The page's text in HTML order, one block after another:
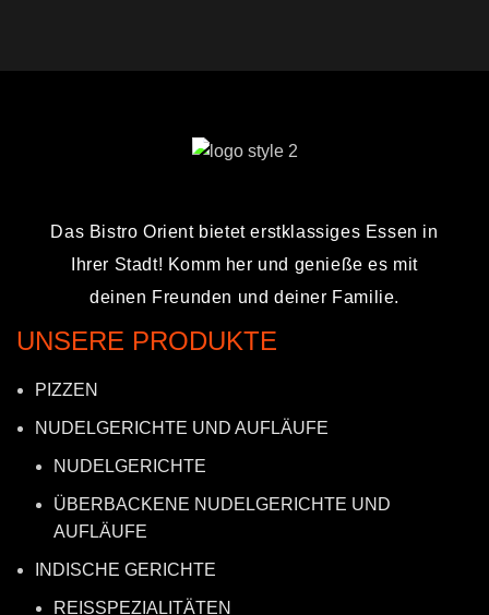
Das Bistro Orient bietet erstklassiges Essen in
Ihrer Stadt! Komm her und genieße es mit
deinen Freunden und deiner Familie.
UNSERE PRODUKTE
PIZZEN
NUDELGERICHTE UND AUFLÄUFE
NUDELGERICHTE
ÜBERBACKENE NUDELGERICHTE UND
AUFLÄUFE
INDISCHE GERICHTE
REISSPEZIALITÄTEN